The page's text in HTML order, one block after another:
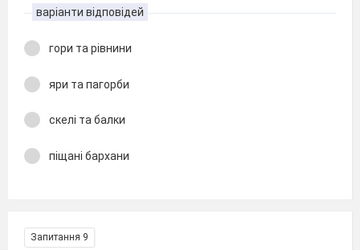
варіанти відповідей
гори та рівнини
яри та пагорби
скелі та балки
піщані бархани
Запитання 9